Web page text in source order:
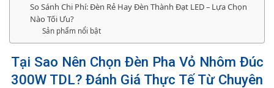
So Sánh Chi Phí: Đèn Rẻ Hay Đèn Thành Đạt LED – Lựa Chọn
Nào Tối Ưu?
Sản phẩm nổi bật
Tại Sao Nên Chọn Đèn Pha Vỏ Nhôm Đúc
300W TDL? Đánh Giá Thực Tế Từ Chuyên